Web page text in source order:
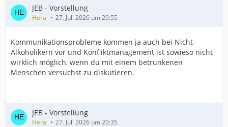
JEB - Vorstellung
Hera 27. Juli 2026 um 20:55
Kommunikationsprobleme kommen ja auch bei Nicht-
Alkoholikern vor und Konfliktmanagement ist sowieso nicht
wirklich möglich, wenn du mit einem betrunkenen
Menschen versuchst zu diskutieren.
JEB - Vorstellung
Hera 27. Juli 2026 um 20:35